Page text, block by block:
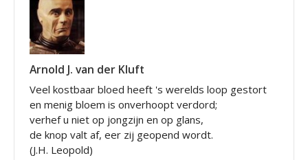
Arnold J. van der Kluft
Veel kostbaar bloed heeft 's werelds loop gestort
en menig bloem is onverhoopt verdord;
verhef u niet op jongzijn en op glans,
de knop valt af, eer zij geopend wordt.
(J.H. Leopold)